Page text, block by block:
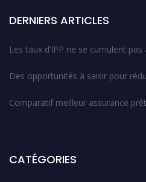
DERNIERS ARTICLES
Les taux d’IPP ne se cumulent
Des opportunités à saisir pour
Comparatif meilleur assurance
CATÉGORIES